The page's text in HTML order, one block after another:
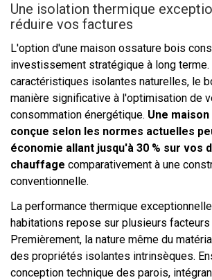
Une isolation thermique
réduire vos factures
L'option d'une maison ossature bois
investissement stratégique à long terme.
caractéristiques isolantes naturelles, le
manière significative à l'optimisation de
consommation énergétique. Une
conçue selon les normes actuelles
économie allant jusqu'à 30 % sur vos
chauffage comparativement à une
conventionnelle.
La performance thermique
habitations repose sur plusieurs
Premièrement, la nature même du
des propriétés isolantes intrinsèques.
conception technique des parois,